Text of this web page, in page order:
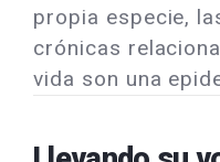
propia especie,
crónicas
vida son una